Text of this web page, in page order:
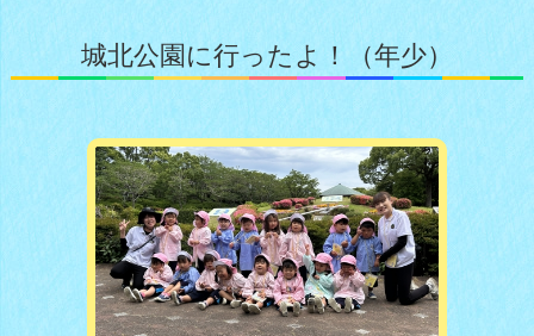
城北公園に行ったよ！（年少）